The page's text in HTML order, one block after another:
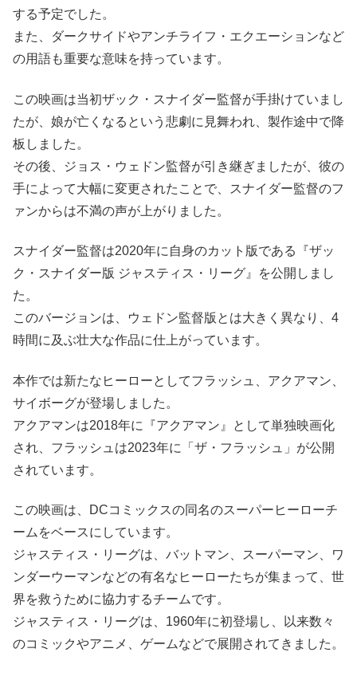
する予定でした。
また、ダークサイドやアンチライフ・エクエーションなど
の用語も重要な意味を持っています。
この映画は当初ザック・スナイダー監督が手掛けていまし
たが、娘が亡くなるという悲劇に見舞われ、製作途中で降
板しました。
その後、ジョス・ウェドン監督が引き継ぎましたが、彼の
手によって大幅に変更されたことで、スナイダー監督のフ
ァンからは不満の声が上がりました。
スナイダー監督は2020年に自身のカット版である『ザッ
ク・スナイダー版 ジャスティス・リーグ』を公開しまし
た。
このバージョンは、ウェドン監督版とは大きく異なり、4
時間に及ぶ壮大な作品に仕上がっています。
本作では新たなヒーローとしてフラッシュ、アクアマン、
サイボーグが登場しました。
アクアマンは2018年に『アクアマン』として単独映画化
され、フラッシュは2023年に「ザ・フラッシュ」が公開
されています。
この映画は、DCコミックスの同名のスーパーヒーローチ
ームをベースにしています。
ジャスティス・リーグは、バットマン、スーパーマン、ワ
ンダーウーマンなどの有名なヒーローたちが集まって、世
界を救うために協力するチームです。
ジャスティス・リーグは、1960年に初登場し、以来数々
のコミックやアニメ、ゲームなどで展開されてきました。